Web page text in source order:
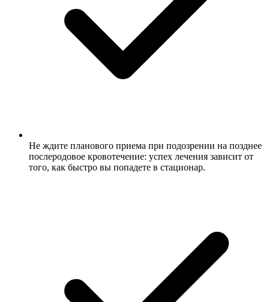
Не ждите планового приема при подозрении на позднее
послеродовое кровотечение: успех лечения зависит от
того, как быстро вы попадете в стационар.